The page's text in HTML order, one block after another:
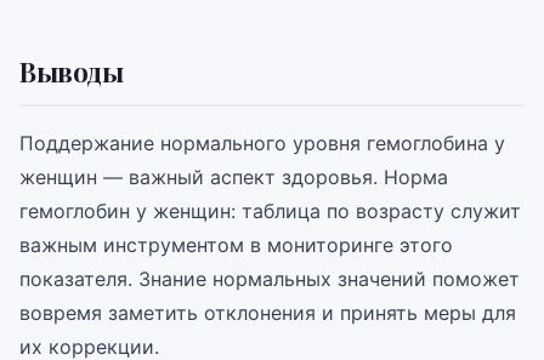
Выводы
Поддержание нормального уровня гемоглобина у
женщин — важный аспект здоровья. Норма
гемоглобин у женщин: таблица по возрасту служит
важным инструментом в мониторинге этого
показателя. Знание нормальных значений поможет
вовремя заметить отклонения и принять меры для
их коррекции.